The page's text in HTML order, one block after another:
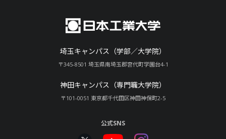
埼玉キャンパス（学部／大学院）
〒345-8501 埼玉県南埼玉郡宮代町学園台4-1
神田キャンパス（専門職大学院）
〒101-0051 東京都千代田区神田神保町2-5
公式SNS